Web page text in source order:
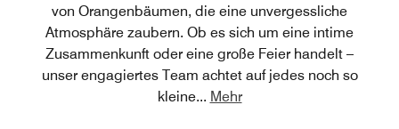
von Orangenbäumen, die eine unvergessliche
Atmosphäre zaubern. Ob es sich um eine intime
Zusammenkunft oder eine große Feier handelt –
unser engagiertes Team achtet auf jedes noch so
kleine... Mehr